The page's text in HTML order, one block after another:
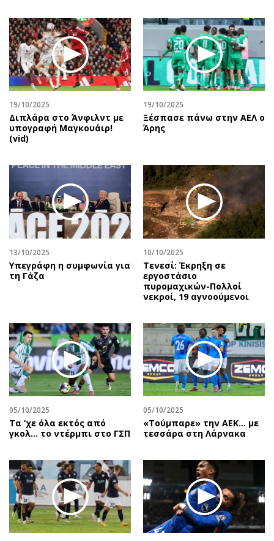
19/10/2025
Διπλάρα στο Άνφιλντ με
υπογραφή Μαγκουάιρ!
(vid)
19/10/2025
Ξέσπασε πάνω στην ΑΕΛ ο
Άρης
13/10/2025
Υπεγράφη η συμφωνία για
τη Γάζα
10/10/2025
Τενεσί: Έκρηξη σε
εργοστάσιο
πυρομαχικών-Πολλοί
νεκροί, 19 αγνοούμενοι
05/10/2025
Τα ‘χε όλα εκτός από
γκολ… το ντέρμπι στο ΓΣΠ
05/10/2025
«Τούμπαρε» την ΑΕΚ… με
τεσσάρα στη Λάρνακα